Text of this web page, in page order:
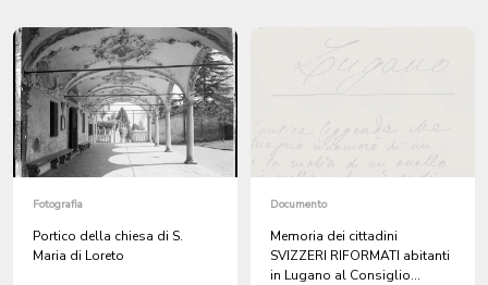
Fotografia
Portico della chiesa di S.
Maria di Loreto
Documento
Memoria dei cittadini
SVIZZERI RIFORMATI abitanti
in Lugano al Consiglio